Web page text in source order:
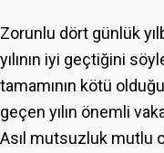
Zorunlu dört günlük
yılının iyi geçtiğini
tamamının kötü
geçen yılın önemli
Asıl mutsuzluk mutlu